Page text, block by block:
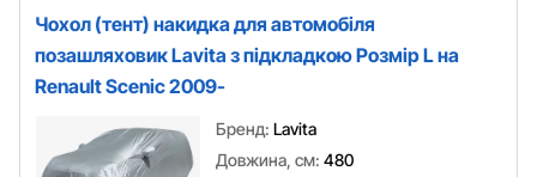
Чохол (тент) накидка для автомобіля
позашляховик Lavita з підкладкою Розмір L на
Renault Scenic 2009-
Бренд: Lavita
Довжина, см: 480